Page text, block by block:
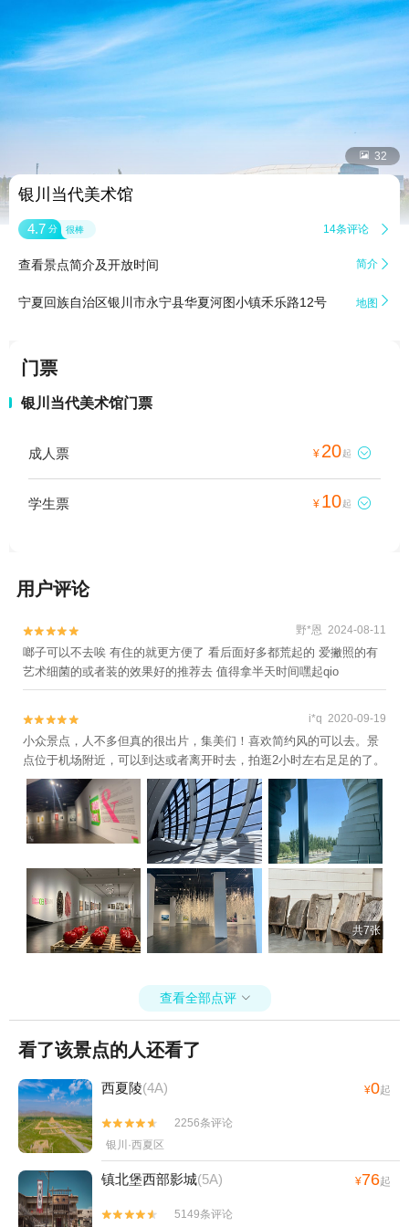
 32
银川当代美术馆
4.7 分 很棒 14条评论 
查看景点简介及开放时间 简介 
宁夏回族自治区银川市永宁县华夏河图小镇禾乐路12号 地图 
门票
银川当代美术馆门票
成人票 ¥ 20起 
学生票 ¥ 10起 
用户评论

 野*恩 2024-08-11
啷子可以不去唉 有住的就更方便了 看后面好多都荒起的 爱撇照的有
艺术细菌的或者装的效果好的推荐去 值得拿半天时间嘿起qio

 i*q 2020-09-19
小众景点，人不多但真的很出片，集美们！喜欢简约风的可以去。景
点位于机场附近，可以到达或者离开时去，拍逛2小时左右足足的了。
共7张
查看全部点评 
看了该景点的人还看了
西夏陵(4A) ¥0起


2256条评论
银川·西夏区
镇北堡西部影城(5A) ¥76起

 5149条评论